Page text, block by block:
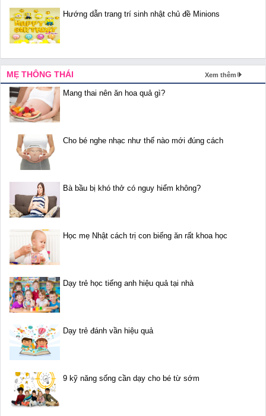
Hướng dẫn trang trí sinh nhật chủ đề Minions
MẸ THÔNG THÁI Xem thêm
Mang thai nên ăn hoa quả gì?
Cho bé nghe nhạc như thế nào mới đúng cách
Bà bầu bị khó thở có nguy hiểm không?
Học mẹ Nhật cách trị con biếng ăn rất khoa học
Dạy trẻ học tiếng anh hiệu quả tại nhà
Dạy trẻ đánh vần hiệu quả
9 kỹ năng sống cần dạy cho bé từ sớm